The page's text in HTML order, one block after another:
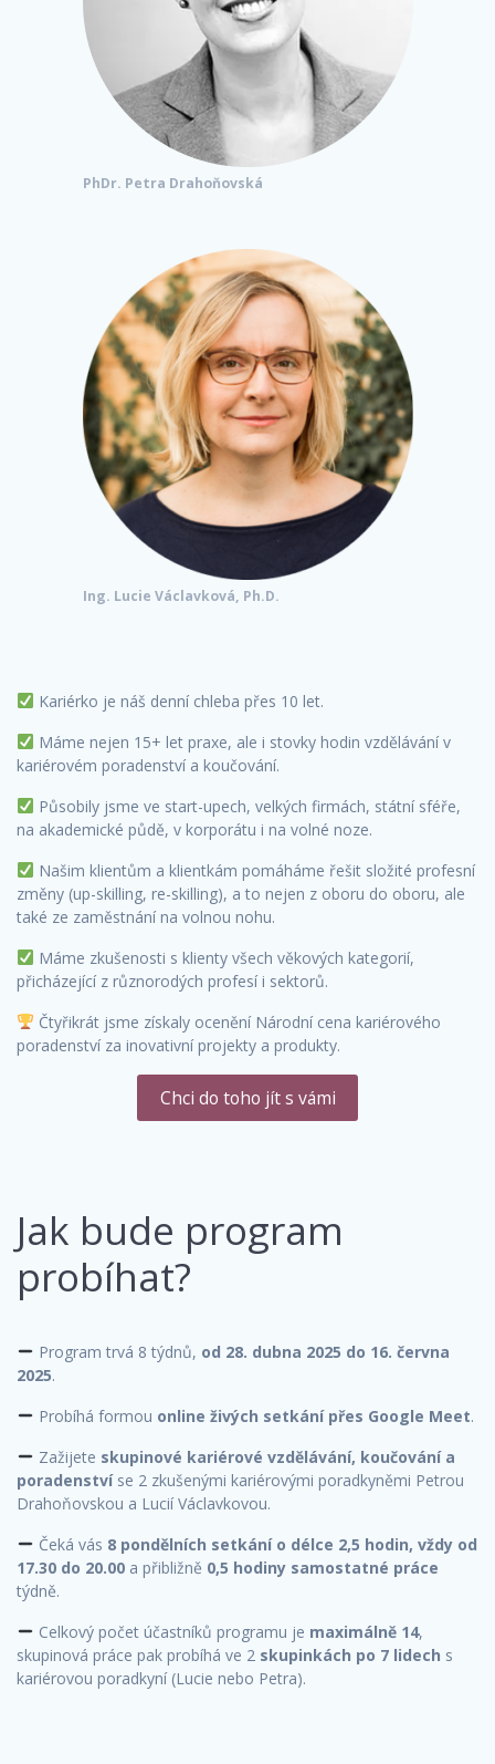
PhDr. Petra Drahoňovská
Ing. Lucie Václavková, Ph.D.
Kariérko je náš denní chleba přes 10 let.
Máme nejen 15+ let praxe, ale i stovky hodin vzdělávání v
kariérovém poradenství a koučování.
Působily jsme ve start-upech, velkých firmách, státní sféře,
na akademické půdě, v korporátu i na volné noze.
Našim klientům a klientkám pomáháme řešit složité profesní
změny (up-skilling, re-skilling), a to nejen z oboru do oboru, ale
také ze zaměstnání na volnou nohu.
Máme zkušenosti s klienty všech věkových kategorií,
přicházející z různorodých profesí i sektorů.
Čtyřikrát jsme získaly ocenění Národní cena kariérového
poradenství za inovativní projekty a produkty.
Chci do toho jít s vámi
Jak bude program
probíhat?
Program trvá 8 týdnů, od 28. dubna 2025 do 16. června
2025.
Probíhá formou online živých setkání přes Google Meet.
Zažijete skupinové kariérové vzdělávání, koučování a
poradenstvíse 2 zkušenými kariérovými poradkyněmi Petrou
Drahoňovskou a Lucií Václavkovou.
Čeká vás 8 pondělních setkání o délce 2,5 hodin, vždy od
17.30 do 20.00 a přibližně 0,5 hodiny samostatné práce
týdně.
Celkový počet účastníků programu je maximálně 14,
skupinová práce pak probíhá ve 2 skupinkách po 7 lidech s
kariérovou poradkyní (Lucie nebo Petra).